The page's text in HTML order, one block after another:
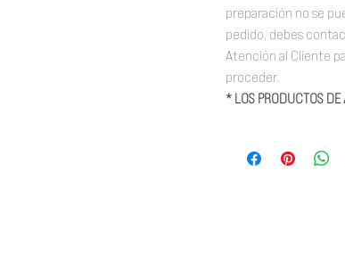
preparación no se
pedido, debes
Atención al Cliente
proceder.
* LOS PRODUCTOS